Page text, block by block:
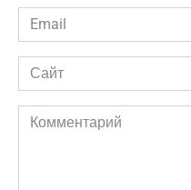
Email
*
Сайт
Комментарий